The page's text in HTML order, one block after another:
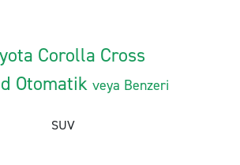
Corolla Cross
Otomatik veya Benzeri
SUV